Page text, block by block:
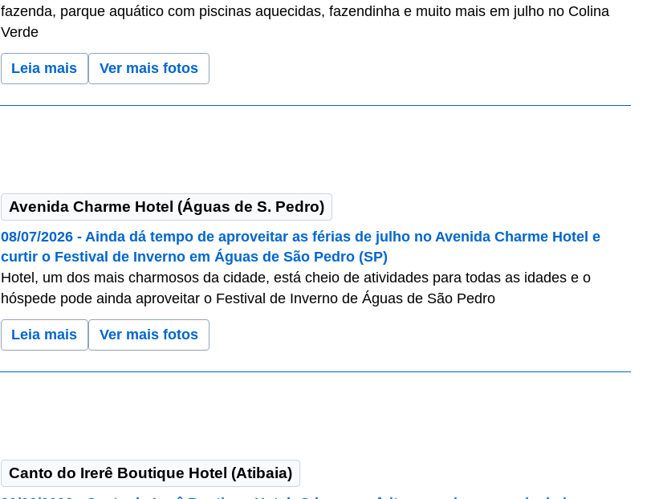
fazenda, parque aquático com piscinas aquecidas, fazendinha e muito mais em julho no Colina
Verde
Leia mais Ver mais fotos
Avenida Charme Hotel (Águas de S. Pedro)
08/07/2026 - Ainda dá tempo de aproveitar as férias de julho no Avenida Charme Hotel e
curtir o Festival de Inverno em Águas de São Pedro (SP)
Hotel, um dos mais charmosos da cidade, está cheio de atividades para todas as idades e o
hóspede pode ainda aproveitar o Festival de Inverno de Águas de São Pedro
Leia mais Ver mais fotos
Canto do Irerê Boutique Hotel (Atibaia)